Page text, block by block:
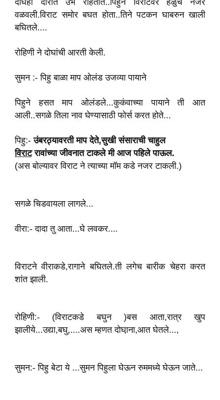
दोघेही दारात उभे राहतात..पिहुने विराटवर हळुच नजर
वळवली.विराट समोर बघत होता..तिने पटकन घाबरुन खाली
बघितले....
रोहिणी ने दोघांची आरती केली.
सुमन :- पिहु बाळा माप ओलंड उजव्या पायाने
पिहुने हसत माप‌ ओलंडले...कुकंवाच्या पायाने ती आत
आली..सगळे तिला नाव घेण्यासाठी फोर्स करत होते...
पिहु:- उंबरठ्यावरतीमापदेते,सुखीसंसाराचीचाहुल
विराटरावांच्याजीवनातटाकलेमी आजपहिलेपाऊल.
(अस बोल्यावर विराट ने त्याच्या मॉम कडे नजर टाकली.)
सगळे चिडवायला लागले...
वीरा:- दादा तु आता...घे लवकर....
विराटने वीराकडे,रागाने बघितले.ती लगेच बारीक चेहरा करत
शांत झाली.
रोहिणी:- (विराटकडे बघुन )बस आता,रात्र खुप
झालीये...उद्या,बघु,....अस म्हणत दोघा़ना,आत घेतले...,
सुमन:- पिहु बेटा ये ...सुमन पिहुला घेऊन रुममध्ये घेऊन जाते...